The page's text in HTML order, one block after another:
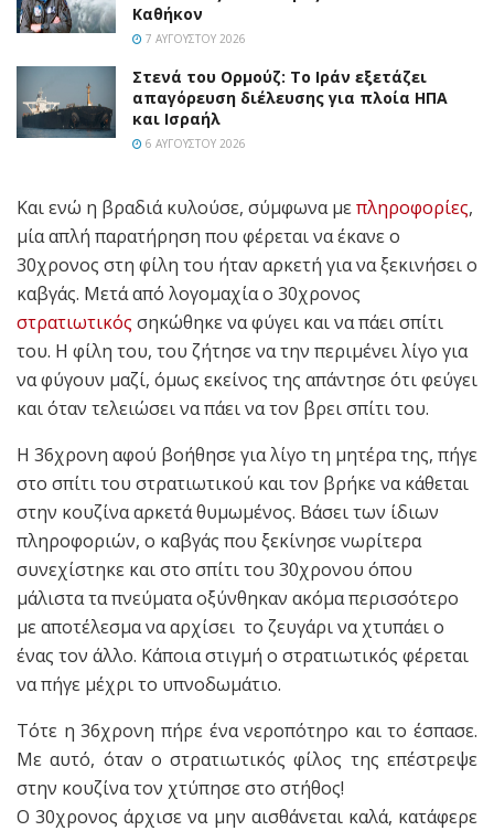
Καθήκον
7 ΑΥΓΟΎΣΤΟΥ 2026
Στενά του Ορμούζ: Το Ιράν εξετάζει
απαγόρευση διέλευσης για πλοία ΗΠΑ
και Ισραήλ
6 ΑΥΓΟΎΣΤΟΥ 2026
Και ενώ η βραδιά κυλούσε, σύμφωνα μεπληροφορίες,
μία απλή παρατήρηση που φέρεται να έκανε ο
30χρονος στη φίλη του ήταν αρκετή για να ξεκινήσει ο
καβγάς. Μετά από λογομαχία ο 30χρονος
στρατιωτικός σηκώθηκε να φύγει και να πάει σπίτι
του. Η φίλη του, του ζήτησε να την περιμένει λίγο για
να φύγουν μαζί, όμως εκείνος της απάντησε ότι φεύγει
και όταν τελειώσει να πάει να τον βρει σπίτι του.
Η 36χρονη αφού βοήθησε για λίγο τη μητέρα της, πήγε
στο σπίτι του στρατιωτικού και τον βρήκε να κάθεται
στην κουζίνα αρκετά θυμωμένος. Βάσει των ίδιων
πληροφοριών, ο καβγάς που ξεκίνησε νωρίτερα
συνεχίστηκε και στο σπίτι του 30χρονου όπου
μάλιστα τα πνεύματα οξύνθηκαν ακόμα περισσότερο
με αποτέλεσμα να αρχίσει το ζευγάρι να χτυπάει ο
ένας τον άλλο. Κάποια στιγμή ο στρατιωτικός φέρεται
να πήγε μέχρι το υπνοδωμάτιο.
Τότε η 36χρονη πήρε ένα νεροπότηρο και το έσπασε.
Με αυτό, όταν ο στρατιωτικός φίλος της επέστρεψε
στην κουζίνα τον χτύπησε στο στήθος!
Ο 30χρονος άρχισε να μην αισθάνεται καλά, κατάφερε